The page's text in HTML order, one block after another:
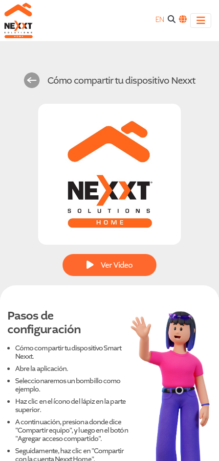
EN
Cómo compartir tu dispositivo Nexxt
Ver Video
Pasos de
configuración
Cómo compartir tu dispositivo Smart
Nexxt.
Abre la aplicación.
Seleccionaremos un bombillo como
ejemplo.
Haz clic en el ícono del lápiz en la parte
superior.
A continuación, presiona donde dice
"Compartir equipo", y luego en el botón
"Agregar acceso compartido".
Seguidamente, haz clic en "Compartir